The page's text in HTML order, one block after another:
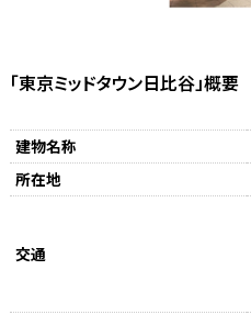
「東京ミッドタウン日比谷」概要
建物名称
所在地
交通